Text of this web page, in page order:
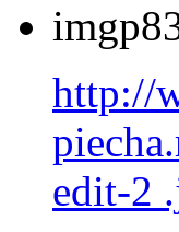
http://
edit-2